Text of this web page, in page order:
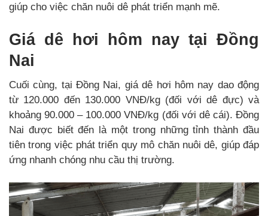
giúp cho việc chăn nuôi dê phát triển mạnh mẽ.
Giá dê hơi hôm nay tại Đồng
Nai
Cuối cùng, tại Đồng Nai, giá dê hơi hôm nay dao động
từ 120.000 đến 130.000 VNĐ/kg (đối với dê đực) và
khoảng 90.000 – 100.000 VNĐ/kg (đối với dê cái). Đồng
Nai được biết đến là một trong những tỉnh thành đầu
tiên trong việc phát triển quy mô chăn nuôi dê, giúp đáp
ứng nhanh chóng nhu cầu thị trường.